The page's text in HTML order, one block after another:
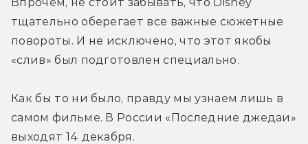
тщательно оберегает все важные сюжетные
повороты. И не исключено, что этот якобы
«слив» был подготовлен специально.
Как бы то ни было, правду мы узнаем лишь в
самом фильме. В России «Последние джедаи»
выходят 14 декабря.